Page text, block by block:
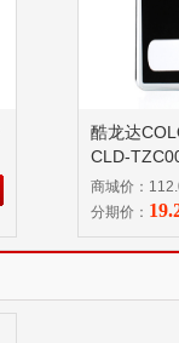
酷龙达
CLD-
称重更方便
商城价：
分期价：